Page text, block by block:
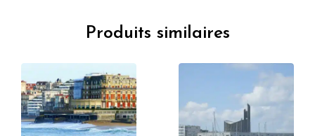
Produits similaires